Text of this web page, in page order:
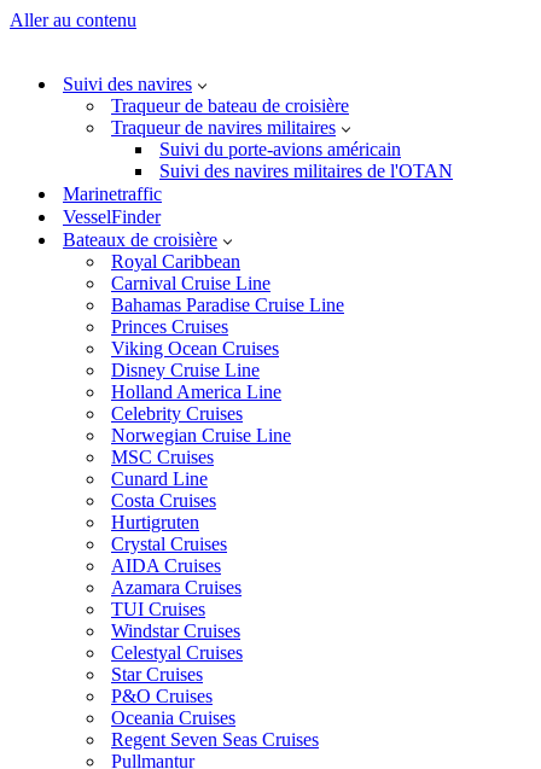
Aller au contenu
Suivi des navires
Traqueur de bateau de croisière
Traqueur de navires militaires
Suivi du porte-avions américain
Suivi des navires militaires de l'OTAN
Marinetraffic
VesselFinder
Bateaux de croisière
Royal Caribbean
Carnival Cruise Line
Bahamas Paradise Cruise Line
Princes Cruises
Viking Ocean Cruises
Disney Cruise Line
Holland America Line
Celebrity Cruises
Norwegian Cruise Line
MSC Cruises
Cunard Line
Costa Cruises
Hurtigruten
Crystal Cruises
AIDA Cruises
Azamara Cruises
TUI Cruises
Windstar Cruises
Celestyal Cruises
Star Cruises
P&O Cruises
Oceania Cruises
Regent Seven Seas Cruises
Pullmantur